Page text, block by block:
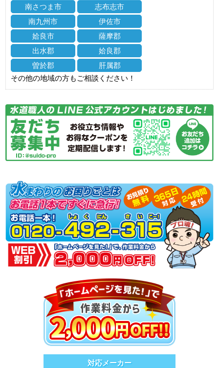
南さつま市
志布志市
南九州市
伊佐市
姶良市
薩摩郡
出水郡
姶良郡
曽於郡
肝属郡
その他の地域の方もご相談ください！
対応メーカー